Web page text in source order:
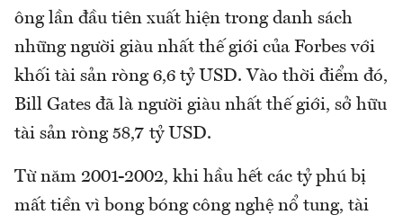
ông lần đầu tiên xuất hiện trong danh sách
những người giàu nhất thế giới của Forbes với
khối tài sản ròng 6,6 tỷ USD. Vào thời điểm đó,
Bill Gates đã là người giàu nhất thế giới, sở hữu
tài sản ròng 58,7 tỷ USD.
Từ năm 2001-2002, khi hầu hết các tỷ phú bị
mất tiền vì bong bóng công nghệ nổ tung, tài